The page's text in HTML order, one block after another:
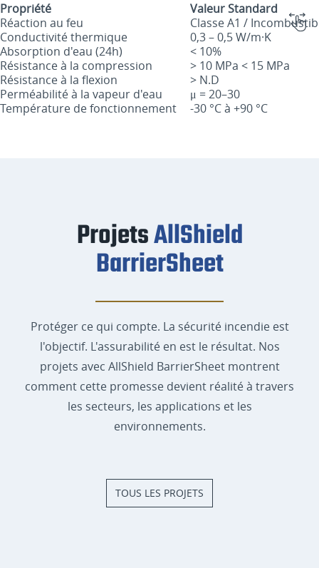
Propriété
Valeur Standard
Réaction au feu
Classe A1 /
Conductivité thermique
0,3 – 0,5 W/m·K
Absorption d'eau (24h)
< 10%
Résistance à la compression
> 10 MPa < 15 MPa
Résistance à la flexion
> N.D
Perméabilité à la vapeur d'eau
μ = 20–30
Température de fonctionnement
-30 °C à +90 °C
ProjetsAllShield
BarrierSheet
Protéger ce qui compte. La sécurité incendie est
l'objectif. L'assurabilité en est le résultat. Nos
projets avec AllShield BarrierSheet montrent
comment cette promesse devient réalité à travers
les secteurs, les applications et les
environnements.
TOUS LES PROJETS